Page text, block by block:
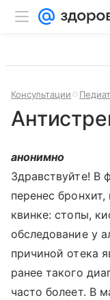
Консультации
анонимно
Здравствуйте! В
перенес бронхит,
квинке: стопы,
обследование у
причиной отека
ранее такого
часто болеет. В